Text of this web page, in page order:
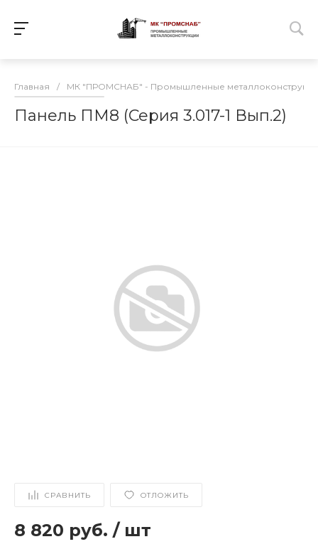
Главная / МК "ПРОМСНАБ" - Промышленные
Панель ПМ8 (Серия 3.017-1 Вып.2)
СРАВНИТЬ ОТЛОЖИТЬ
8 820 руб. / шт